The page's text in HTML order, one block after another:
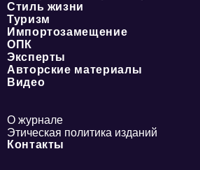
Стиль жизни
Туризм
Импортозамещение
ОПК
Эксперты
Авторские материалы
Видео
О журнале
Этическая политика изданий
Контакты